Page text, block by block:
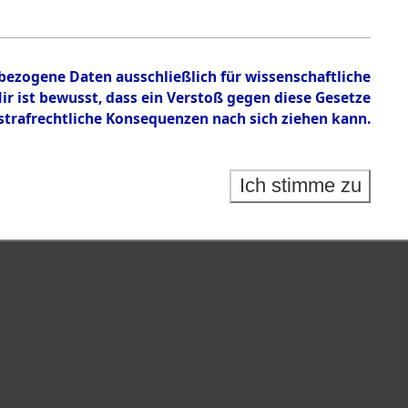
Daten ausschließlich für wissenschaftliche
bewusst, dass ein Verstoß gegen diese Gesetze
Konsequenzen nach sich ziehen kann.
Ich stimme zu